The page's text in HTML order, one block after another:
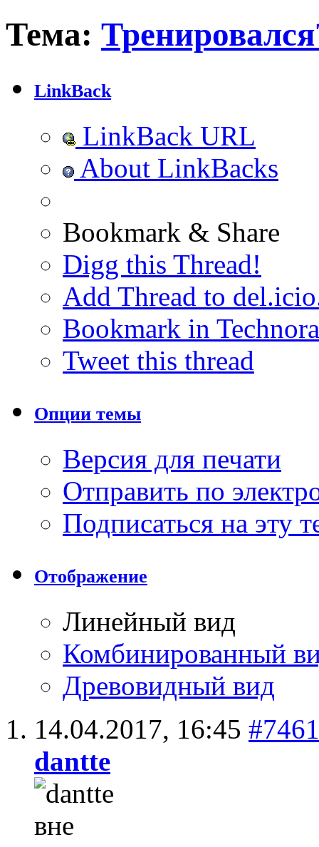
Тема:
LinkBack
LinkBack URL
About LinkBacks
Bookmark & Share
Digg this Thread!
Add Thread to
Bookmark in
Tweet this thread
Опции темы
Версия для печати
Отправить по
Подписаться на эту
Отображение
Линейный вид
Комбинированный
Древовидный вид
14.04.2017, 16:45 #7461
dantte